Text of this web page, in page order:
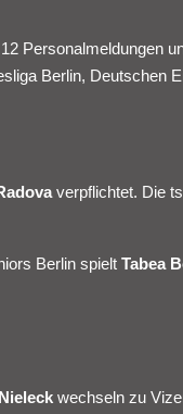
Personalmeldungen
Berlin, Deutschen
verpflichtet. Die
Berlin spielt Tabea
wechseln zu